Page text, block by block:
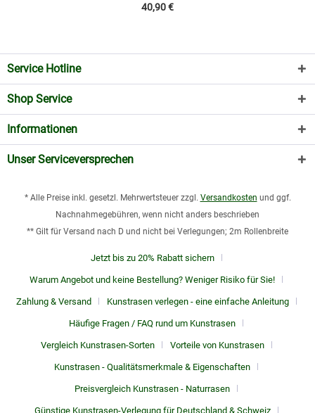
40,90 €
Service Hotline
Shop Service
Informationen
Unser Serviceversprechen
* Alle Preise inkl. gesetzl. Mehrwertsteuer zzgl. Versandkosten und ggf.
Nachnahmegebühren, wenn nicht anders beschrieben
** Gilt für Versand nach D und nicht bei Verlegungen; 2m Rollenbreite
Jetzt bis zu 20% Rabatt sichern
Warum Angebot und keine Bestellung? Weniger Risiko für Sie!
Zahlung & Versand Kunstrasen verlegen - eine einfache Anleitung
Häufige Fragen / FAQ rund um Kunstrasen
Vergleich Kunstrasen-Sorten Vorteile von Kunstrasen
Kunstrasen - Qualitätsmerkmale & Eigenschaften
Preisvergleich Kunstrasen - Naturrasen
Günstige Kunstrasen-Verlegung für Deutschland & Schweiz